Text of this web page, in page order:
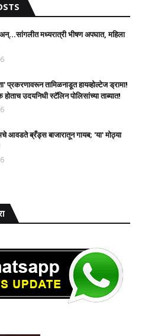
मध्यरात्री भीषण अपघात, महिला
प्रकरणावरून तामिळनाडूत हायव्होल्टेज ड्रामा!
उदयनिधी स्टॅलिन पोलिसांच्या ताब्यात!
आवडते ब्रँड्स बाजारातून गायब; 'या' मोठ्या